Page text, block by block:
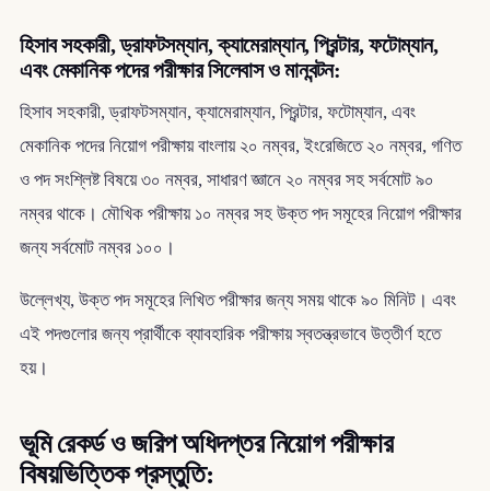
হিসাব সহকারী, ড্রাফটসম্যান, ক্যামেরাম্যান, প্রিন্টার, ফটোম্যান,
এবং মেকানিক পদের পরীক্ষার সিলেবাস ও মানবন্টন:
হিসাব সহকারী, ড্রাফটসম্যান, ক্যামেরাম্যান, প্রিন্টার, ফটোম্যান, এবং
মেকানিক পদের নিয়োগ পরীক্ষায় বাংলায় ২০ নম্বর, ইংরেজিতে ২০ নম্বর, গণিত
ও পদ সংশ্লিষ্ট বিষয়ে ৩০ নম্বর, সাধারণ জ্ঞানে ২০ নম্বর সহ সর্বমোট ৯০
নম্বর থাকে। মৌখিক পরীক্ষায় ১০ নম্বর সহ উক্ত পদ সমূহের নিয়োগ পরীক্ষার
জন্য সর্বমোট নম্বর ১০০।
উল্লেখ্য, উক্ত পদ সমূহের লিখিত পরীক্ষার জন্য সময় থাকে ৯০ মিনিট। এবং
এই পদগুলোর জন্য প্রার্থীকে ব্যাবহারিক পরীক্ষায় স্বতন্ত্রভাবে উত্তীর্ণ হতে
হয়।
ভূমি রেকর্ড ও জরিপ অধিদপ্তর নিয়োগ পরীক্ষার
বিষয়ভিত্তিক প্রস্তুতি: